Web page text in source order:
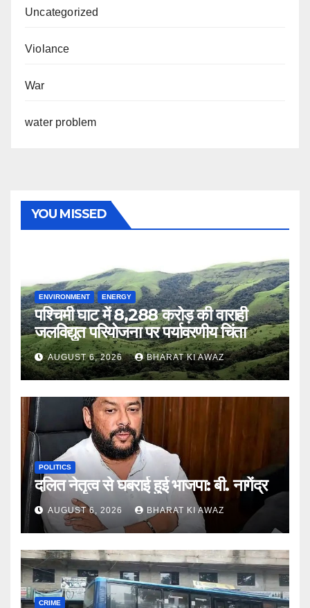
Uncategorized
Violance
War
water problem
YOU MISSED
ENVIRONMENT ENERGY
पश्चिमी घाट में 8,288 करोड़ की वाराही
जलविद्युत परियोजना पर पर्यावरणीय चिंता
AUGUST 6, 2026 BHARAT KI AWAZ
POLITICS
दलित नेतृत्व से घबराई हुई भाजपा: बी. नागेंद्र
AUGUST 6, 2026 BHARAT KI AWAZ
CRIME